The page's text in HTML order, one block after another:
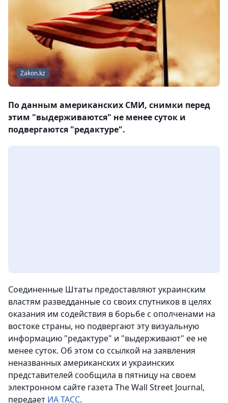
Zakon.kz
По данным американских СМИ, снимки перед
этим "выдерживаются" не менее суток и
подвергаются "редактуре".
Соединенные Штаты предоставляют украинским
властям разведданные со своих спутников в целях
оказания им содействия в борьбе с ополченами на
востоке страны, но подвергают эту визуальную
информацию "редактуре" и "выдерживают" ее не
менее суток. Об этом со ссылкой на заявления
неназванных американских и украинских
представителей сообщила в пятницу на своем
электронном сайте газета The Wall Street Journal,
передает ИА ТАСС.